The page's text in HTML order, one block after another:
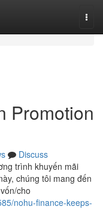
Promotion
Discuss
trình khuyến mãi
chúng tôi mang đến
cho
nohu-finance-keeps-